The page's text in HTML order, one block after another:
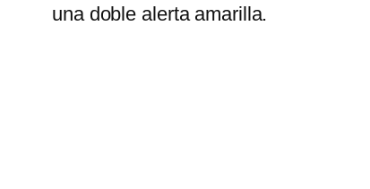
una doble alerta amarilla.